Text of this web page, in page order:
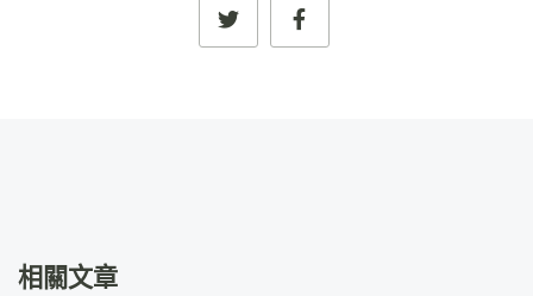
相關文章